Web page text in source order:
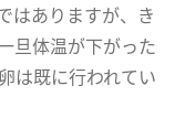
はありますが、き
旦体温が下がった
は既に行われてい